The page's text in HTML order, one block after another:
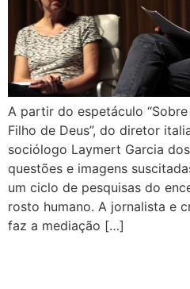
A partir do espetáculo
Filho de Deus”, do diretor
sociólogo Laymert Garcia
questões e imagens
um ciclo de pesquisas do
rosto humano. A jornalista e
faz a mediação […]